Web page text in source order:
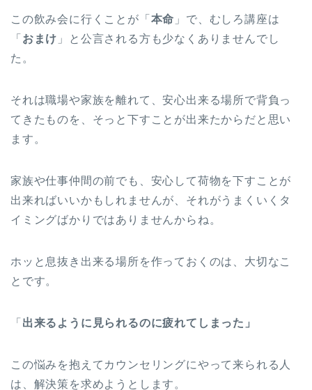
この飲み会に行くことが「 本命 」で、むしろ講座は
「 おまけ 」と公言される方も少なくありませんでし
た。
それは職場や家族を離れて、安心出来る場所で背負っ
てきたものを、そっと下すことが出来たからだと思い
ます。
家族や仕事仲間の前でも、安心して荷物を下すことが
出来ればいいかもしれませんが、それがうまくいくタ
イミングばかりではありませんからね。
ホッと息抜き出来る場所を作っておくのは、大切なこ
とです。
「 出来るように見られるのに疲れてしまった」
この悩みを抱えてカウンセリングにやって来られる人
は、解決策を求めようとします。